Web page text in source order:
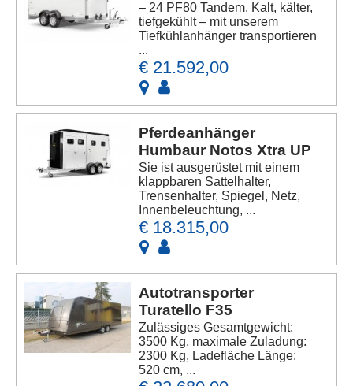
– 24 PF80 Tandem. Kalt, kälter,
tiefgekühlt – mit unserem
Tiefkühlanhänger transportieren
...
€ 21.592,00
Pferdeanhänger
Humbaur Notos Xtra UP
Sie ist ausgerüstet mit einem
klappbaren Sattelhalter,
Trensenhalter, Spiegel, Netz,
Innenbeleuchtung, ...
€ 18.315,00
Autotransporter
Turatello F35
Zulässiges Gesamtgewicht:
3500 Kg, maximale Zuladung:
2300 Kg, Ladefläche Länge:
520 cm, ...